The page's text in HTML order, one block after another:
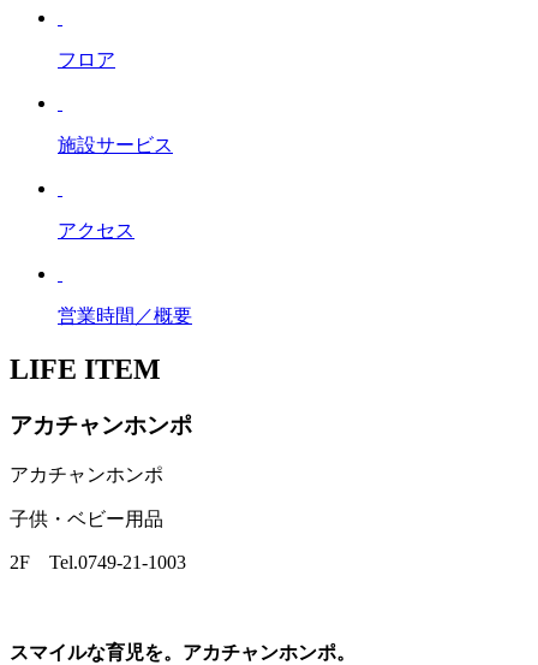
フロア
施設サービス
アクセス
営業時間／概要
LIFE ITEM
アカチャンホンポ
アカチャンホンポ
子供・ベビー用品
2F Tel.0749-21-1003
スマイルな育児を。アカチャンホンポ。